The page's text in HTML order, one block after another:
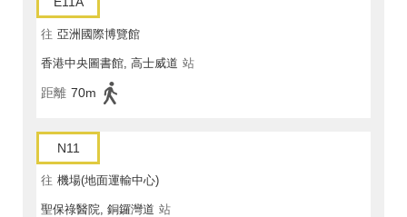
往 亞洲國際博覽館
香港中央圖書館, 高士威道 站
距離 70m
N11
往 機場(地面運輸中心)
聖保祿醫院, 銅鑼灣道 站